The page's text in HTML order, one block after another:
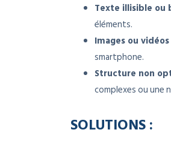
Texte illisible
éléments.
Images ou
smartphone.
Structure non
complexes ou une
SOLUTIONS :